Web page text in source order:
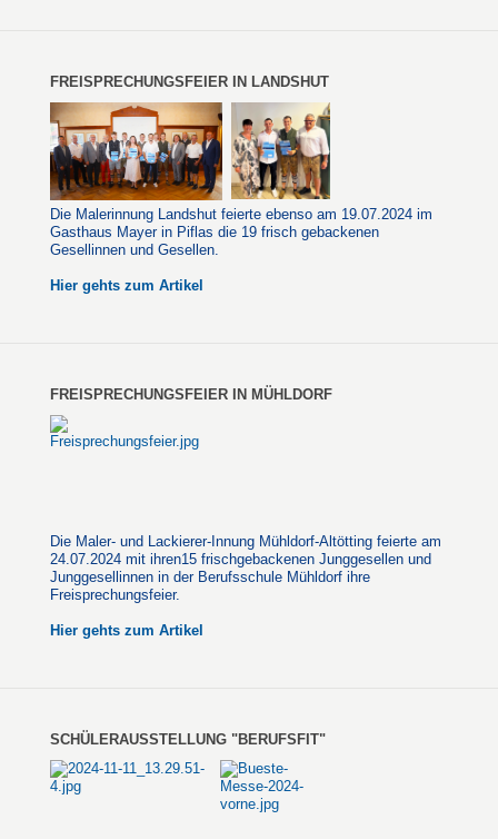
FREISPRECHUNGSFEIER IN LANDSHUT
Die Malerinnung Landshut feierte ebenso am 19.07.2024 im
Gasthaus Mayer in Piflas die 19 frisch gebackenen
Gesellinnen und Gesellen.
Hier gehts zum Artikel
FREISPRECHUNGSFEIER IN MÜHLDORF
Die Maler- und Lackierer-Innung Mühldorf-Altötting feierte am
24.07.2024 mit ihren15 frischgebackenen Junggesellen und
Junggesellinnen in der Berufsschule Mühldorf ihre
Freisprechungsfeier.
Hier gehts zum Artikel
SCHÜLERAUSSTELLUNG "BERUFSFIT"